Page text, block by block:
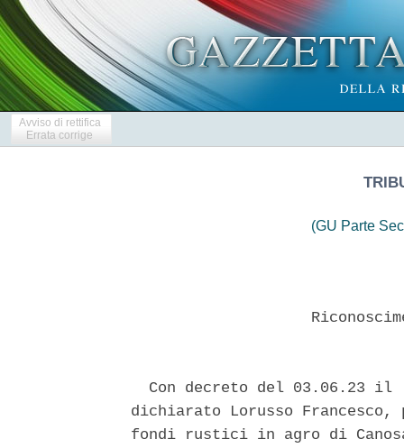
Avviso di rettifica
Errata corrige
(GU Parte
Con decreto del 03.06.23 il
dichiarato Lorusso
fondi rustici in agro di